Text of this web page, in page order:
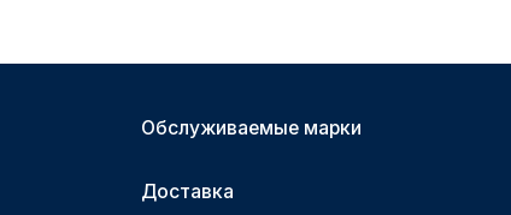
Обслуживаемые марки
Доставка